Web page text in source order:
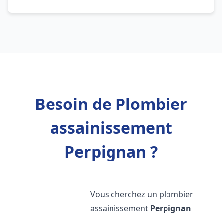
Besoin de Plombier
assainissement
Perpignan ?
Vous cherchez un plombier
assainissement Perpignan